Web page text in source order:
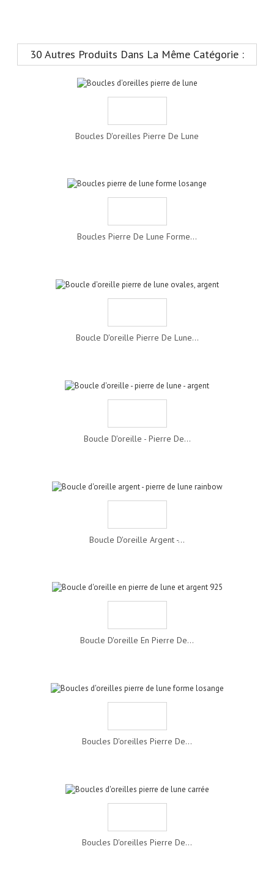
30 Autres Produits Dans La Même Catégorie :
Boucles D'oreilles Pierre De Lune
Boucles Pierre De Lune Forme...
Boucle D'oreille Pierre De Lune...
Boucle D'oreille - Pierre De...
Boucle D'oreille Argent -...
Boucle D'oreille En Pierre De...
Boucles D'oreilles Pierre De...
Boucles D'oreilles Pierre De...